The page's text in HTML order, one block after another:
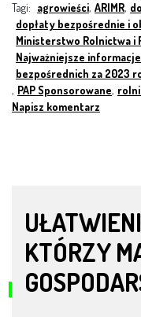
Tagi: agrowieści, ARIMR,
dopłaty bezpośrednie i
Ministerstwo Rolnictwa i
Najważniejsze
bezpośrednich za 2023
, PAP Sponsorowane,
Napisz komentarz
KTÓRZY